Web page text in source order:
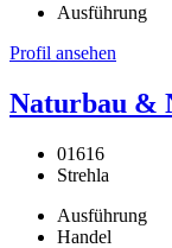
Ausführung
Profil ansehen
Naturbau &
01616
Strehla
Ausführung
Handel